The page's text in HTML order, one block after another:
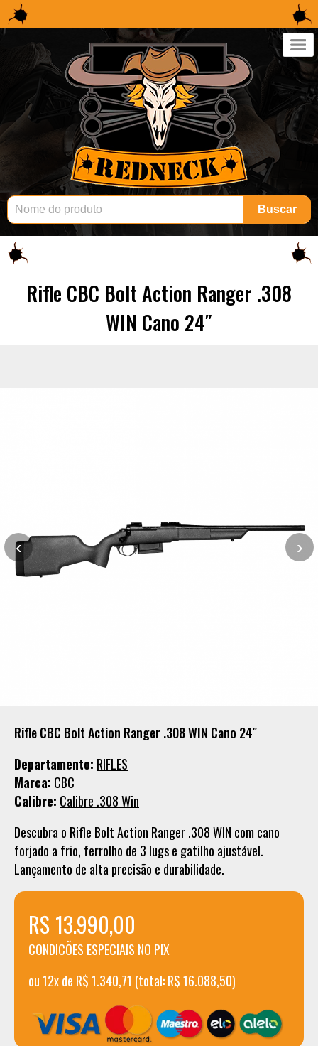
×
Buscar
Rifle CBC Bolt Action Ranger .308
WIN Cano 24″
‹ ›
Rifle CBC Bolt Action Ranger .308 WIN Cano 24″
Departamento: RIFLES
Marca: CBC
Calibre: Calibre .308 Win
Descubra o Rifle Bolt Action Ranger .308 WIN com cano
forjado a frio, ferrolho de 3 lugs e gatilho ajustável.
Lançamento de alta precisão e durabilidade.
R$ 13.990,00
CONDICÕES ESPECIAIS NO PIX
ou 12x de R$ 1.340,71 (total: R$ 16.088,50)